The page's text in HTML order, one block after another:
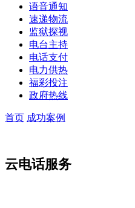
语音通知
速递物流
监狱探视
电台主持
电话支付
电力供热
福彩投注
政府热线
首页 成功案例
云电话服务